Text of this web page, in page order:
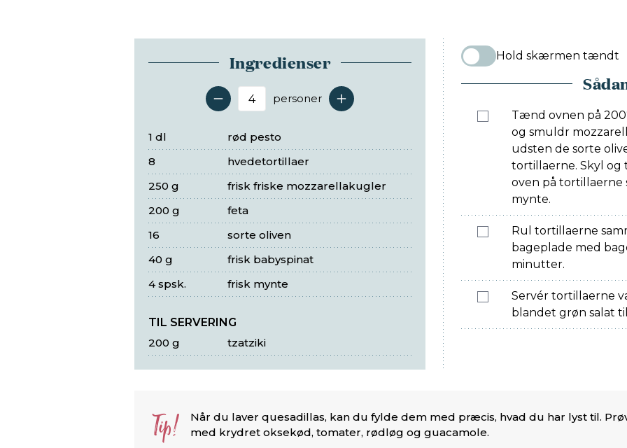
Ingredienser
Antal serveringer
personer
rød pesto
1 dl
hvedetortillaer
8
frisk friske mozzarellakugler
250 g
feta
200 g
sorte oliven
16
frisk babyspinat
40 g
frisk mynte
4 spsk.
TIL SERVERING
tzatziki
200 g
Hold skærmen tændt
Tænd ovnen på
og smuldr
udsten de sorte
tortillaerne. Skyl og
oven på tortillaerne
mynte.
Rul tortillaerne
bageplade med
minutter.
Servér tortillaerne
blandet grøn salat
Tip!
Når du laver quesadillas, kan du fylde dem med præcis, hvad du har lyst til.
med krydret oksekød, tomater, rødløg og guacamole.